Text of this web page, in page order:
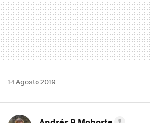
14 Agosto 2019